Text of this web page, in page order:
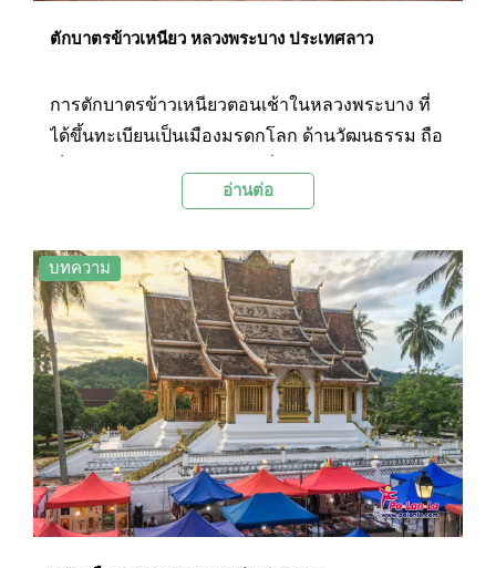
ตักบาตรข้าวเหนียว หลวงพระบาง ประเทศลาว
การตักบาตรข้าวเหนียวตอนเช้าในหลวงพระบาง ที่
ได้ขึ้นทะเบียนเป็นเมืองมรดกโลก ด้านวัฒนธรรม ถือ
ปฏิบัติต่อเนื่องกันมาเป็นเวลานาน นอกเหนือจากมนต์
ธรรมชาติที่สวยงาม
อ่านต่อ
บทความ